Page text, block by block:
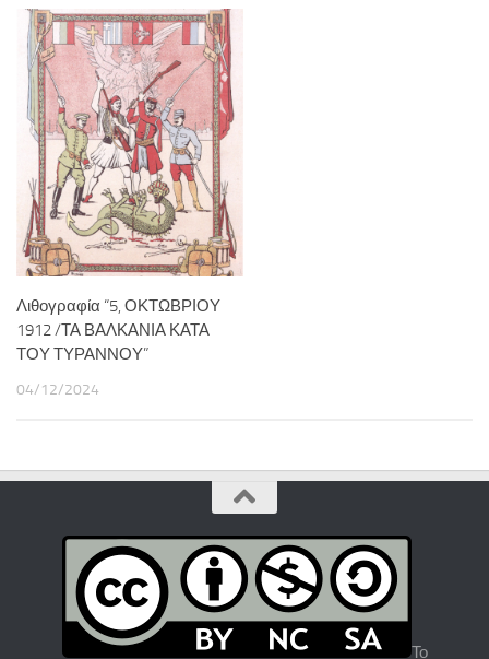
Λιθογραφία “5, ΟΚΤΩΒΡΙΟΥ
1912 /ΤΑ ΒΑΛΚΑΝΙΑ ΚΑΤΑ
ΤΟΥ ΤΥΡΑΝΝΟΥ”
04/12/2024
Το